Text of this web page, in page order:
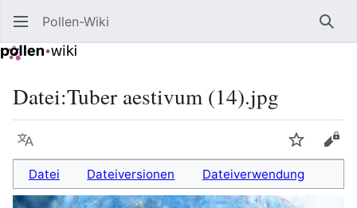
Pollen-Wiki
Datei:Tuber aestivum (14).jpg
Sprache
Datei Dateiversionen Dateiverwendung